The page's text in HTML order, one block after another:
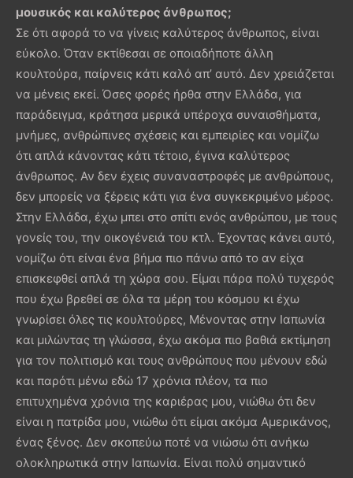
μουσικός και καλύτερος άνθρωπος;
Σε ότι αφορά το να γίνεις καλύτερος άνθρωπος, είναι
εύκολο. Όταν εκτίθεσαι σε οποιαδήποτε άλλη
κουλτούρα, παίρνεις κάτι καλό απ’ αυτό. Δεν χρειάζεται
να μένεις εκεί. Όσες φορές ήρθα στην Ελλάδα, για
παράδειγμα, κράτησα μερικά υπέροχα συναισθήματα,
μνήμες, ανθρώπινες σχέσεις και εμπειρίες και νομίζω
ότι απλά κάνοντας κάτι τέτοιο, έγινα καλύτερος
άνθρωπος. Αν δεν έχεις συναναστροφές με ανθρώπους,
δεν μπορείς να ξέρεις κάτι για ένα συγκεκριμένο μέρος.
Στην Ελλάδα, έχω μπει στο σπίτι ενός ανθρώπου, με τους
γονείς του, την οικογένειά του κτλ. Έχοντας κάνει αυτό,
νομίζω ότι είναι ένα βήμα πιο πάνω από το αν είχα
επισκεφθεί απλά τη χώρα σου. Είμαι πάρα πολύ τυχερός
που έχω βρεθεί σε όλα τα μέρη του κόσμου κι έχω
γνωρίσει όλες τις κουλτούρες, Μένοντας στην Ιαπωνία
και μιλώντας τη γλώσσα, έχω ακόμα πιο βαθιά εκτίμηση
για τον πολιτισμό και τους ανθρώπους που μένουν εδώ
και παρότι μένω εδώ 17 χρόνια πλέον, τα πιο
επιτυχημένα χρόνια της καριέρας μου, νιώθω ότι δεν
είναι η πατρίδα μου, νιώθω ότι είμαι ακόμα Αμερικάνος,
ένας ξένος. Δεν σκοπεύω ποτέ να νιώσω ότι ανήκω
ολοκληρωτικά στην Ιαπωνία. Είναι πολύ σημαντικό